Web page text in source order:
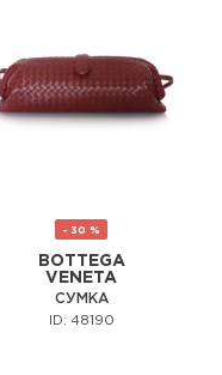
- 30 %
BOTTEGA
VENETA
СУМКА
ID: 48190